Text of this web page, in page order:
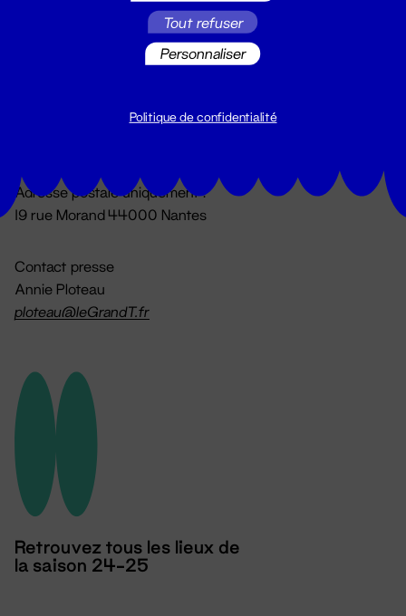
Du lundi au vendredi 14h → 18h
Adresse postale uniquement :
19 rue Morand 44000 Nantes
Contact presse
Annie Ploteau
ploteau@leGrandT.fr
Retrouvez tous les lieux de
la saison 24-25
Tout refuser
Personnaliser
Politique de confidentialité